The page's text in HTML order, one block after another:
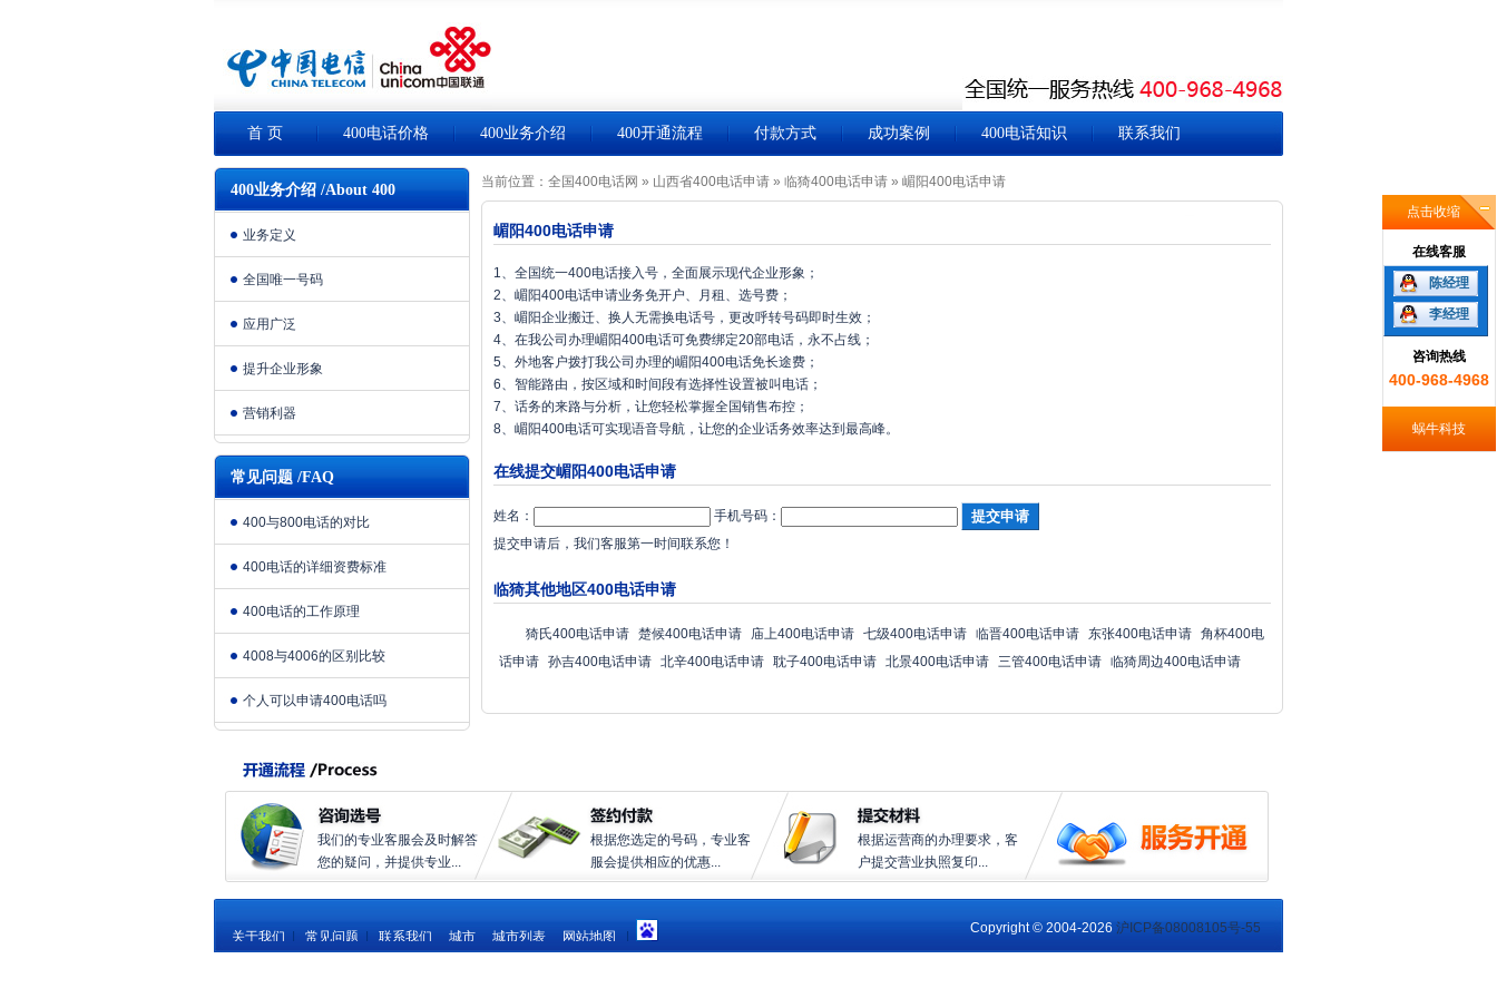
首 页 400电话价格 400业务介绍 400开通流程 付款方式 成功案例 400电话知识 联系我们
400业务介绍 /About 400
业务定义
全国唯一号码
应用广泛
提升企业形象
营销利器
常见问题 /FAQ
400与800电话的对比
400电话的详细资费标准
400电话的工作原理
4008与4006的区别比较
个人可以申请400电话吗
当前位置： 全国400电话网 » 山西省400电话申请 » 临猗400电话申请 » 嵋阳400电话申请
嵋阳400电话申请
1、全国统一400电话接入号，全面展示现代企业形象；
2、嵋阳400电话申请业务免开户、月租、选号费；
3、嵋阳企业搬迁、换人无需换电话号，更改呼转号码即时生效；
4、在我公司办理嵋阳400电话可免费绑定20部电话，永不占线；
5、外地客户拨打我公司办理的嵋阳400电话免长途费；
6、智能路由，按区域和时间段有选择性设置被叫电话；
7、话务的来路与分析，让您轻松掌握全国销售布控；
8、嵋阳400电话可实现语音导航，让您的企业话务效率达到最高峰。
在线提交嵋阳400电话申请
姓名：
手机号码：
提交申请后，我们客服第一时间联系您！
临猗其他地区400电话申请
猗氏400电话申请 楚候400电话申请 庙上400电话申请 七级400电话申请 临晋400电话申请 东张400电话申请 角杯400电
话申请 孙吉400电话申请 北辛400电话申请 耽子400电话申请 北景400电话申请 三管400电话申请 临猗周边400电话申请
我们的专业客服会及时解答
您的疑问，并提供专业...
根据您选定的号码，专业客
服会提供相应的优惠...
根据运营商的办理要求，客
户提交营业执照复印...
关于我们 常见问题 联系我们 城市 城市列表 网站地图
点击收缩
在线客服
陈经理
李经理
咨询热线
400-968-4968
蜗牛科技
Copyright © 2004-2026 沪ICP备08008105号-55